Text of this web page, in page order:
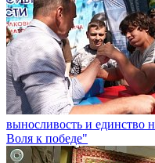
выносливость и единство
Воля к победе"